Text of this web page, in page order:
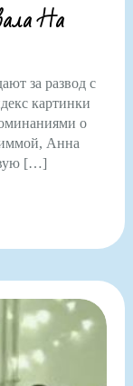
На
за развод с
картинки
о
Анна
[…]